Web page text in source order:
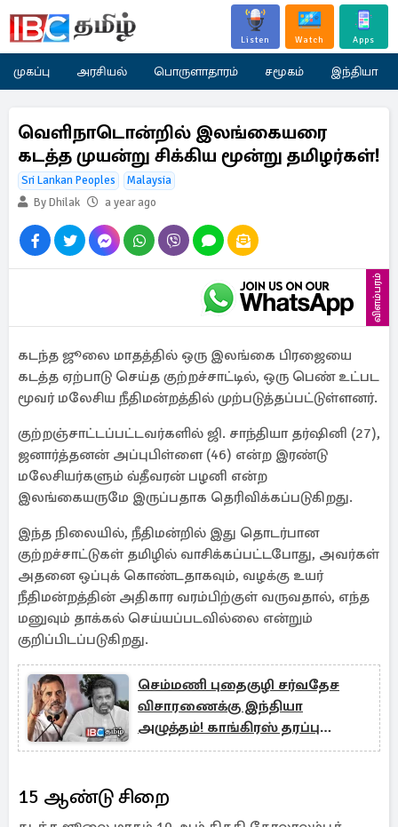
Listen Watch Apps
முகப்பு அரசியல் பொருளாதாரம் சமூகம் இந்தியா
வெளிநாடொன்றில் இலங்கையரை
கடத்த முயன்று சிக்கிய மூன்று தமிழர்கள்!
Sri Lankan Peoples
Malaysia
By Dhilak
a year ago
விளம்பரம்
கடந்த ஜூலை மாதத்தில் ஒரு இலங்கை பிரஜையை
கடத்த ஏற்பாடு செய்த குற்றச்சாட்டில், ஒரு பெண் உட்பட
மூவர் மலேசிய நீதிமன்றத்தில் முற்படுத்தப்பட்டுள்ளனர்.
குற்றஞ்சாட்டப்பட்டவர்களில் ஜி. சாந்தியா தர்ஷினி (27),
ஜனார்த்தனன் அப்புபிள்ளை (46) என்ற இரண்டு
மலேசியர்களும் வ்தீவரன் பழனி என்ற
இலங்கையருமே இருப்பதாக தெரிவிக்கப்படுகிறது.
இந்த நிலையில், நீதிமன்றில் இது தொடர்பான
குற்றச்சாட்டுகள் தமிழில் வாசிக்கப்பட்டபோது, அவர்கள்
அதனை ஒப்புக் கொண்டதாகவும், வழக்கு உயர்
நீதிமன்றத்தின் அதிகார வரம்பிற்குள் வருவதால், எந்த
மனுவும் தாக்கல் செய்யப்படவில்லை என்றும்
குறிப்பிடப்படுகிறது.
செம்மணி புதைகுழி சர்வதேச
விசாரணைக்கு இந்தியா
அழுத்தம்! காங்கிரஸ் தரப்பு
கோரிக்கை
15 ஆண்டு சிறை